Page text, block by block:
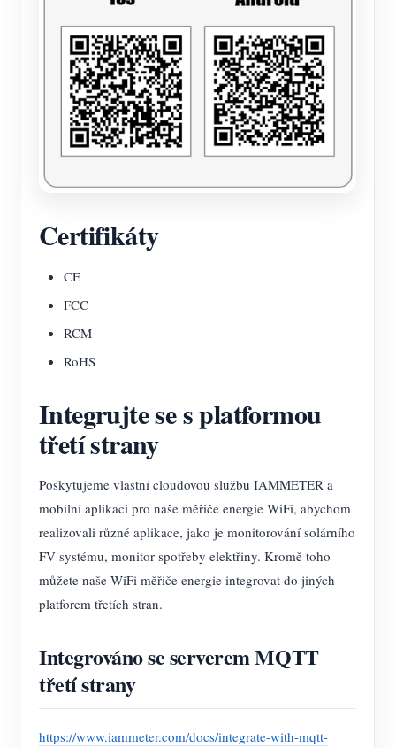
Certifikáty
CE
FCC
RCM
RoHS
Integrujte se s platformou
třetí strany
Poskytujeme vlastní cloudovou službu IAMMETER a
mobilní aplikaci pro naše měřiče energie WiFi, abychom
realizovali různé aplikace, jako je monitorování solárního
FV systému, monitor spotřeby elektřiny. Kromě toho
můžete naše WiFi měřiče energie integrovat do jiných
platforem třetích stran.
Integrováno se serverem MQTT
třetí strany
https://www.iammeter.com/docs/integrate-with-mqtt-